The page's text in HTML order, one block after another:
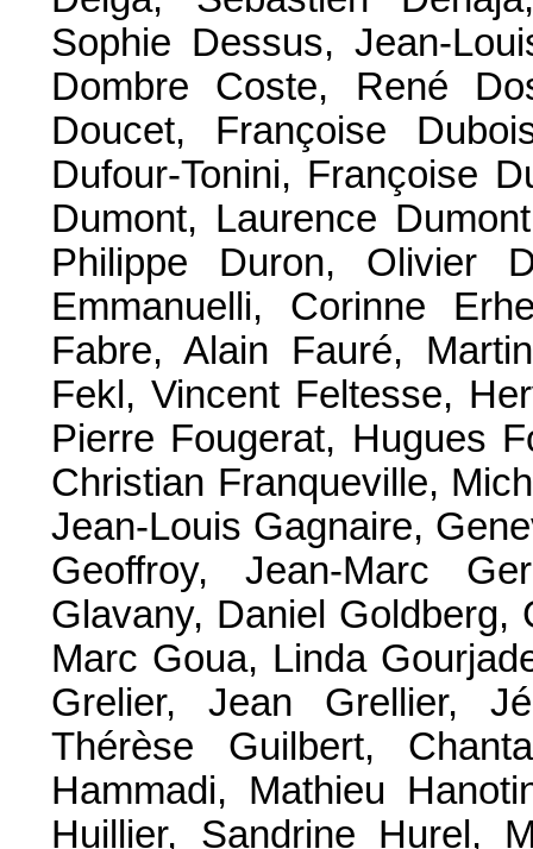
Sophie Dessus, Jean-
Dombre Coste, René
Doucet, Françoise
Dufour-Tonini, Françoise
Dumont, Laurence
Philippe Duron, Olivier
Emmanuelli, Corinne
Fabre, Alain Fauré,
Fekl, Vincent Feltesse,
Pierre Fougerat, Hugues
Christian Franqueville,
Jean-Louis Gagnaire,
Geoffroy, Jean-Marc
Glavany, Daniel
Marc Goua, Linda
Grelier, Jean Grellier,
Thérèse Guilbert,
Hammadi, Mathieu
Huillier, Sandrine Hurel,